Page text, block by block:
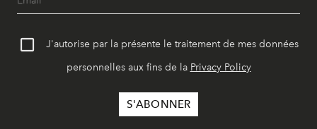
J'autorise par la présente le traitement de mes données
personnelles aux fins de la Privacy Policy